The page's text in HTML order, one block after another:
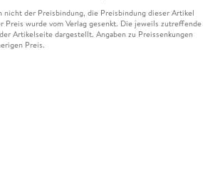
nicht der Preisbindung, die Preisbindung dieser Artikel
Preis wurde vom Verlag gesenkt. Die jeweils zutreffende
Artikelseite dargestellt. Angaben zu Preissenkungen
Preis.